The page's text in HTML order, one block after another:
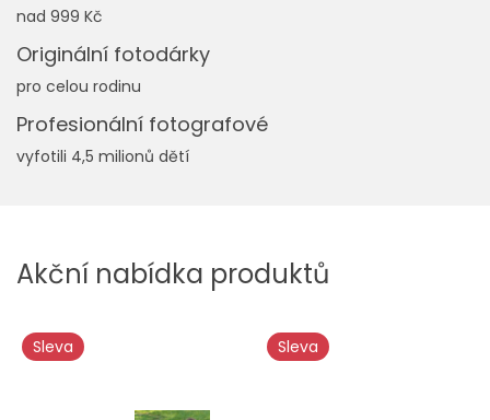
nad 999 Kč
Originální fotodárky
pro celou rodinu
Profesionální fotografové
vyfotili 4,5 milionů dětí
Akční nabídka produktů
Sleva Sleva